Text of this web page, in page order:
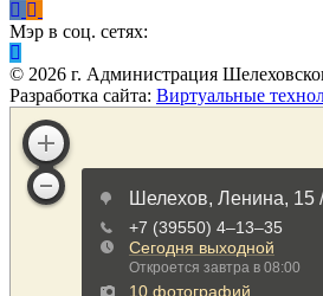
Мэр в соц. сетях:
© 2026 г. Администрация
Разработка сайта: Виртуальные